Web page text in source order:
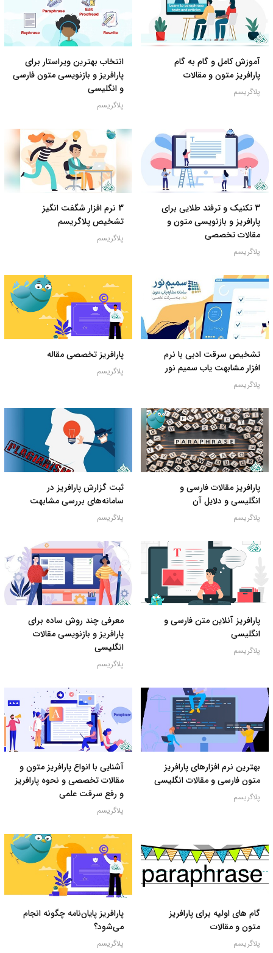
آموزش کامل و گام به گام
پارافریز متون و مقالات
پلاگریسم
انتخاب بهترین ویراستار برای
پارافریز و بازنویسی متون فارسی
و انگلیسی
پلاگریسم
3 تکنیک و ترفند طلایی برای
پارافریز و بازنویسی متون و
مقالات تخصصی
پلاگریسم
3 نرم افزار شگفت انگیز
تشخیص پلاگریسم
پلاگریسم
تشخیص سرقت ادبی با نرم
افزار مشابهت یاب سمیم نور
پلاگریسم
پارافریز تخصصی مقاله
پلاگریسم
پارافریز مقالات فارسی و
انگلیسی و دلایل آن
پلاگریسم
ثبت گزارش پارافریز در
سامانه‌های بررسی مشابهت
پلاگریسم
پارافریز آنلاین متن فارسی و
انگلیسی
پلاگریسم
معرفی چند روش ساده برای
پارافریز و بازنویسی مقالات
انگلیسی
پلاگریسم
بهترین نرم افزارهای پارافریز
متون فارسی و مقالات انگلیسی
پلاگریسم
آشنایی با انواع پارافریز متون و
مقالات تخصصی و نحوه پارافریز
و رفع سرقت علمی
پلاگریسم
گام های اولیه برای پارافریز
متون و مقالات
پلاگریسم
پارافریز پایان‌نامه چگونه انجام
می‌شود؟
پلاگریسم